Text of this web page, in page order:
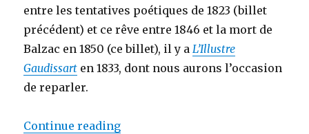
entre les tentatives poétiques de 1823 (billet
précédent) et ce rêve entre 1846 et la mort de
Balzac en 1850 (ce billet), il y aL’Illustre
Gaudissart en 1833, dont nous aurons l’occasion
de reparler.
Continue reading